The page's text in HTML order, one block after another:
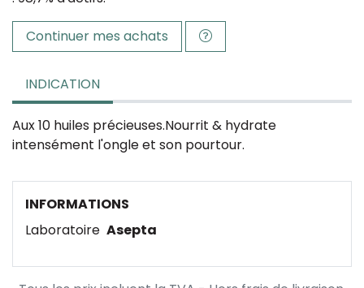
Continuer mes achats
INDICATION
Aux 10 huiles précieuses.Nourrit & hydrate
intensément l'ongle et son pourtour.
INFORMATIONS
Laboratoire Asepta